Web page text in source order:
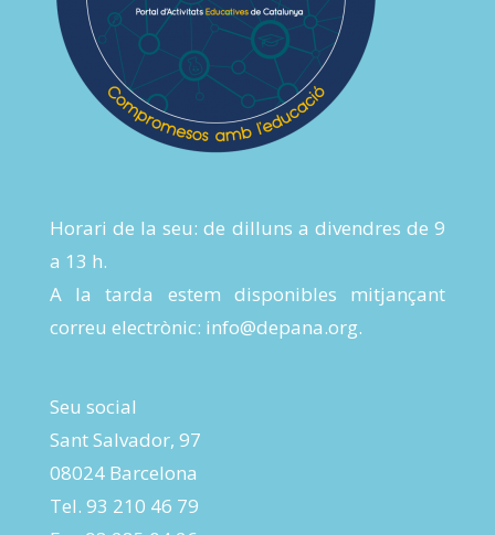
Horari de la seu: de dilluns a divendres de 9
a 13 h.
A la tarda estem disponibles mitjançant
correu electrònic: info@depana.org.
Seu social
Sant Salvador, 97
08024 Barcelona
Tel. 93 210 46 79